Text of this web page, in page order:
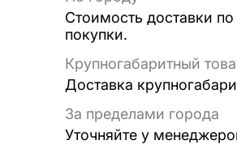
Стоимость доставки
покупки.
Крупногабаритный
Доставка
За пределами города
Уточняйте у